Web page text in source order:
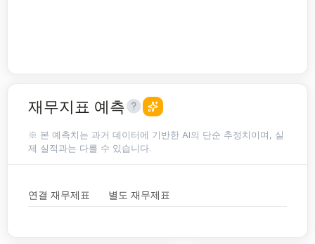
재무지표 예측
※ 본 예측치는 과거 데이터에 기반한 AI의 단순 추정치이며, 실
제 실적과는 다를 수 있습니다.
연결 재무제표 별도 재무제표